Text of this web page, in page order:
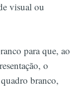
visual ou
para que, ao
o
branco,